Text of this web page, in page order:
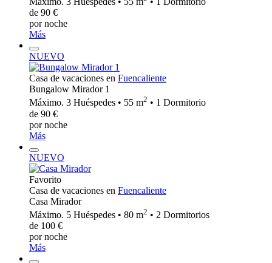
de 90 €
por noche
Más
NUEVO
Casa de vacaciones en Fuencaliente
Bungalow Mirador 1
Máximo. 3 Huéspedes • 55 m2 • 1 Dormitorio
de 90 €
por noche
Más
NUEVO
Favorito
Casa de vacaciones en Fuencaliente
Casa Mirador
Máximo. 5 Huéspedes • 80 m2 • 2 Dormitorios
de 100 €
por noche
Más